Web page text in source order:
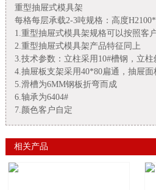
重型抽屉式模具架
每格每层承载2-3吨规格：高度
1.重型抽屉式模具架规格可以按照客
2.重型抽屉式模具架产品特征同上
3.技术参数：立柱采用10#槽钢，立柱
4.抽屉板支架采用40*80扁通，抽屉面
5.滑槽为6MM钢板折弯而成
6.轴承为6404#
7.颜色客户自定
相关产品